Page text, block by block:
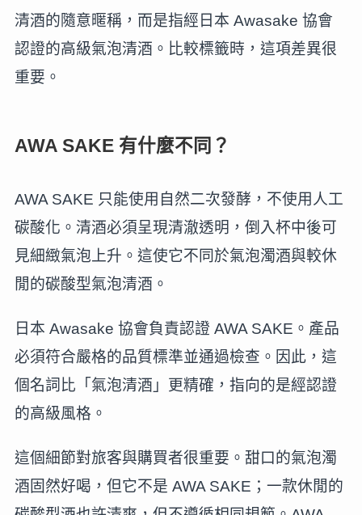
清酒的隨意暱稱，而是指經日本 Awasake 協會
認證的高級氣泡清酒。比較標籤時，這項差異很
重要。
AWA SAKE 有什麼不同？
AWA SAKE 只能使用自然二次發酵，不使用人工
碳酸化。清酒必須呈現清澈透明，倒入杯中後可
見細緻氣泡上升。這使它不同於氣泡濁酒與較休
閒的碳酸型氣泡清酒。
日本 Awasake 協會負責認證 AWA SAKE。產品
必須符合嚴格的品質標準並通過檢查。因此，這
個名詞比「氣泡清酒」更精確，指向的是經認證
的高級風格。
這個細節對旅客與購買者很重要。甜口的氣泡濁
酒固然好喝，但它不是 AWA SAKE；一款休閒的